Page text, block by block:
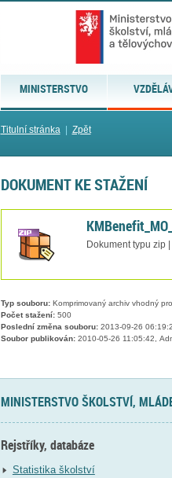
MINISTERSTVO
Titulní stránka| Zpět
DOKUMENT KE STAŽENÍ
Dokument typu zip
Typ souboru:Komprimovaný archiv vhodný
Počet stažení:500
Poslední změna souboru:2013-09-26
Soubor publikován:2010-05-26 11:05:42,
MINISTERSTVO ŠKOLSTVÍ,
Rejstříky, databáze
Statistika školství